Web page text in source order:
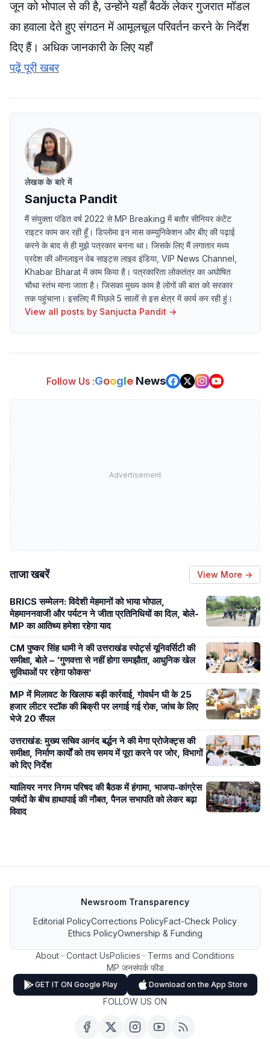
जून को भोपाल से की है, उन्होंने यहाँ बैठकें लेकर गुजरात मॉडल
का हवाला देते हुए संगठन में आमूलचूल परिवर्तन करने के निर्देश
दिए हैं। अधिक जानकारी के लिए यहाँ
पढ़ें पूरी खबर
लेखक के बारे में
Sanjucta Pandit
मैं संयुक्ता पंडित वर्ष 2022 से MP Breaking में बतौर सीनियर कंटेंट
राइटर काम कर रही हूँ। डिप्लोमा इन मास कम्युनिकेशन और बीए की पढ़ाई
करने के बाद से ही मुझे पत्रकार बनना था। जिसके लिए मैं लगातार मध्य
प्रदेश की ऑनलाइन वेब साइट्स लाइव इंडिया, VIP News Channel,
Khabar Bharat में काम किया है। पत्रकारिता लोकतंत्र का अघोषित
चौथा स्तंभ माना जाता है। जिसका मुख्य काम है लोगों की बात को सरकार
तक पहुंचाना। इसलिए मैं पिछले 5 सालों से इस क्षेत्र में कार्य कर रही हुं।
View all posts by Sanjucta Pandit →
Follow Us :Google News
Advertisement
ताजा खबरें View More →
BRICS सम्मेलन: विदेशी मेहमानों को भाया भोपाल,
मेहमाननवाजी और पर्यटन ने जीता प्रतिनिधियों का दिल, बोले-
MP का आतिथ्य हमेशा रहेगा याद
CM पुष्कर सिंह धामी ने की उत्तराखंड स्पोर्ट्स यूनिवर्सिटी की
समीक्षा, बोले – ‘गुणवत्ता से नहीं होगा समझौता, आधुनिक खेल
सुविधाओं पर रहेगा फोकस’
MP में मिलावट के खिलाफ बड़ी कार्रवाई, गोवर्धन घी के 25
हजार लीटर स्टॉक की बिक्री पर लगाई गई रोक, जांच के लिए
भेजे 20 सैंपल
उत्तराखंड: मुख्य सचिव आनंद बर्द्धन ने की मेगा प्रोजेक्ट्स की
समीक्षा, निर्माण कार्यों को तय समय में पूरा करने पर जोर, विभागों
को दिए निर्देश
ग्वालियर नगर निगम परिषद की बैठक में हंगामा, भाजपा-कांग्रेस
पार्षदों के बीच हाथापाई की नौबत, पैनल सभापति को लेकर बढ़ा
विवाद
Newsroom Transparency
Editorial PolicyCorrections PolicyFact-Check Policy
Ethics PolicyOwnership & Funding
About Contact UsPolicies
Terms and Conditions
MP जनसंपर्क फीड
GET IT ON Google Play Download on the App Store
FOLLOW US ON